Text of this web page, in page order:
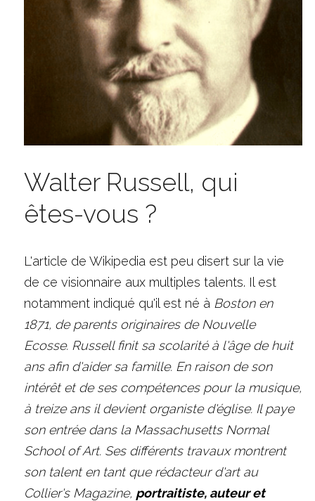
Walter Russell, qui
êtes-vous ?
L'article de Wikipedia est peu disert sur la vie
de ce visionnaire aux multiples talents. Il est
notamment indiqué qu'il est né à
Boston en
1871, de parents originaires de Nouvelle
Ecosse. Russell finit sa scolarité à l'âge de huit
ans afin d'aider sa famille. En raison de son
intérêt et de ses compétences pour la musique,
à treize ans il devient organiste d'église. Il paye
son entrée dans la Massachusetts Normal
School of Art. Ses différents travaux montrent
son talent en tant que rédacteur d'art au
Collier's Magazine, portraitiste, auteur et